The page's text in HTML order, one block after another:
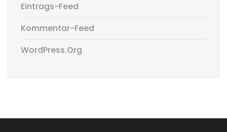
Eintrags-Feed
Kommentar-Feed
WordPress.org